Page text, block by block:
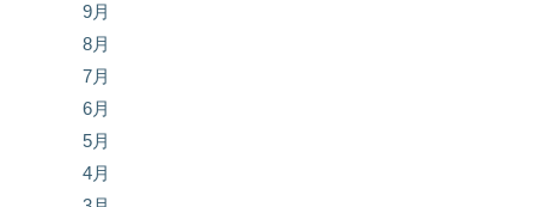
9月
8月
7月
6月
5月
4月